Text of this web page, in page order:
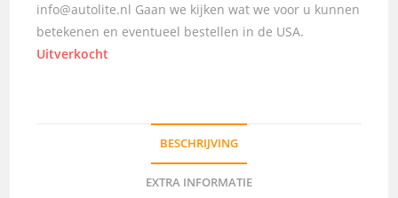
info@autolite.nl Gaan we kijken wat we voor u kunnen
betekenen en eventueel bestellen in de USA.
Uitverkocht
BESCHRIJVING
EXTRA INFORMATIE